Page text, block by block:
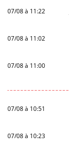
07/08 à 11:22
07/08 à 11:02
07/08 à 11:00
07/08 à 10:51
07/08 à 10:23